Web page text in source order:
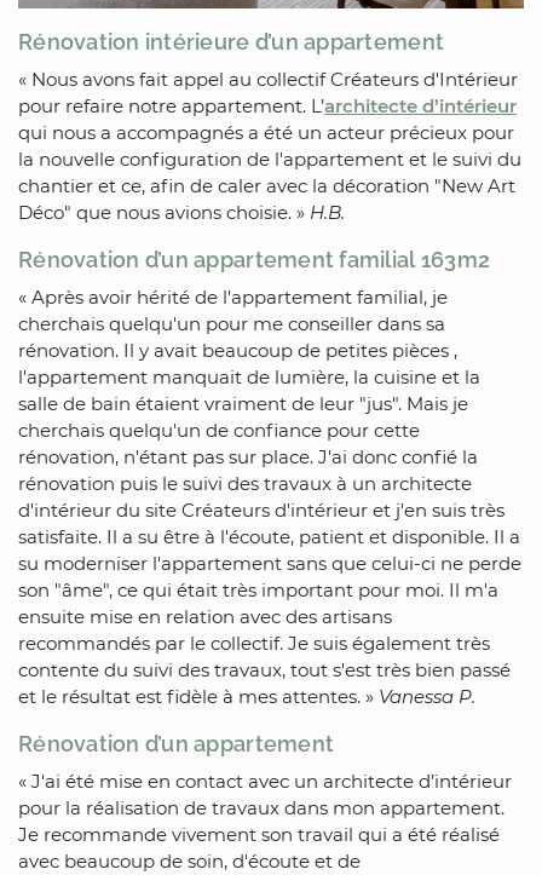
Rénovation intérieure d’un appartement
« Nous avons fait appel au collectif Créateurs d'Intérieur
pour refaire notre appartement. L’architecte d’intérieur
qui nous a accompagnés a été un acteur précieux pour
la nouvelle configuration de l'appartement et le suivi du
chantier et ce, afin de caler avec la décoration "New Art
Déco" que nous avions choisie. » H.B.
Rénovation d’un appartement familial 163m2
« Après avoir hérité de l'appartement familial, je
cherchais quelqu'un pour me conseiller dans sa
rénovation. Il y avait beaucoup de petites pièces ,
l'appartement manquait de lumière, la cuisine et la
salle de bain étaient vraiment de leur "jus". Mais je
cherchais quelqu'un de confiance pour cette
rénovation, n'étant pas sur place. J'ai donc confié la
rénovation puis le suivi des travaux à un architecte
d'intérieur du site Créateurs d'intérieur et j'en suis très
satisfaite. Il a su être à l'écoute, patient et disponible. Il a
su moderniser l'appartement sans que celui-ci ne perde
son "âme", ce qui était très important pour moi. Il m'a
ensuite mise en relation avec des artisans
recommandés par le collectif. Je suis également très
contente du suivi des travaux, tout s'est très bien passé
et le résultat est fidèle à mes attentes. » Vanessa P.
Rénovation d’un appartement
« J'ai été mise en contact avec un architecte d’intérieur
pour la réalisation de travaux dans mon appartement.
Je recommande vivement son travail qui a été réalisé
avec beaucoup de soin, d'écoute et de